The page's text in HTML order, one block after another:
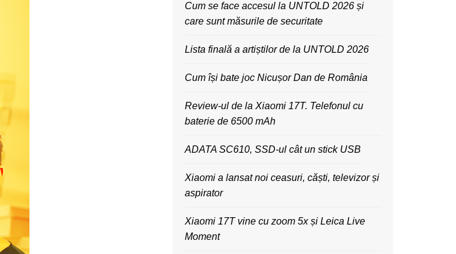
Cum se face accesul la UNTOLD 2026 și
care sunt măsurile de securitate
Lista finală a artiștilor de la UNTOLD 2026
Cum își bate joc Nicușor Dan de România
Review-ul de la Xiaomi 17T. Telefonul cu
baterie de 6500 mAh
ADATA SC610, SSD-ul cât un stick USB
Xiaomi a lansat noi ceasuri, căști, televizor și
aspirator
Xiaomi 17T vine cu zoom 5x și Leica Live
Moment